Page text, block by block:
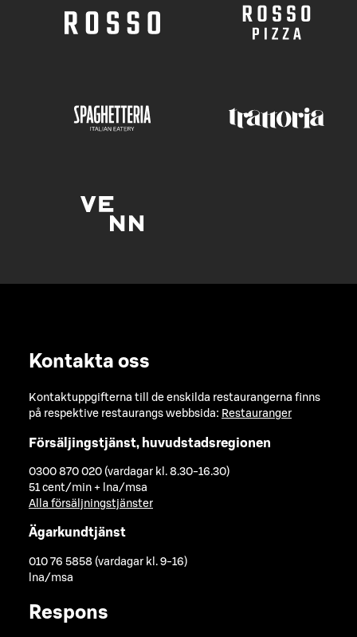
Kontakta oss
Kontaktuppgifterna till de enskilda restaurangerna finns
på respektive restaurangs webbsida: Restauranger
Försäljingstjänst, huvudstadsregionen
0300 870 020 (vardagar kl. 8.30-16.30)
51 cent/min + lna/msa
Alla försäljningstjänster
Ägarkundtjänst
010 76 5858 (vardagar kl. 9-16)
lna/msa
Respons